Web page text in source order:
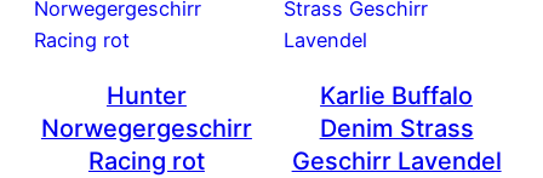
Hunter
Norwegergeschirr
Racing rot
Karlie Buffalo
Denim Strass
Geschirr Lavendel